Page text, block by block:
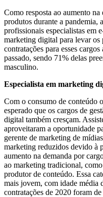
Como resposta ao aumento
produtos durante a pandemia,
profissionais especialistas em
marketing digital para levar os
contratações para esses
passado, sendo 71% delas
masculino.
Especialista em marketing
Com o consumo de conteúdo
esperado que os cargos de
digital também cresçam.
aproveitaram a oportunidade
gerente de marketing de
marketing reduzidos devido à
aumento na demanda por
ao marketing tradicional,
produtor de conteúdo. Essa
mais jovem, com idade média
contratações de 2020 foram